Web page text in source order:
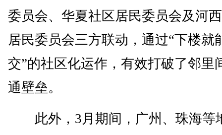
委员会、华夏社区居民委员会及河
居民委员会三方联动，通过“下楼就
交”的社区化运作，有效打破了邻里
通壁垒。
此外，3月期间，广州、珠海等